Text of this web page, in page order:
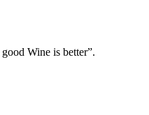
Wine is better”.